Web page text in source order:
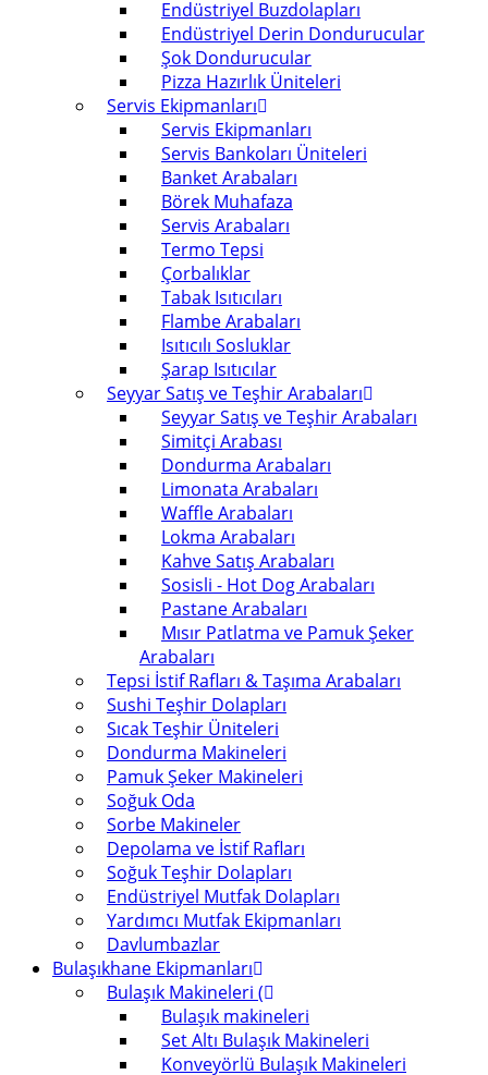
Endüstriyel Buzdolapları
Endüstriyel Derin Dondurucular
Şok Dondurucular
Pizza Hazırlık Üniteleri
Servis Ekipmanları
Servis Ekipmanları
Servis Bankoları Üniteleri
Banket Arabaları
Börek Muhafaza
Servis Arabaları
Termo Tepsi
Çorbalıklar
Tabak Isıtıcıları
Flambe Arabaları
Isıtıcılı Sosluklar
Şarap Isıtıcılar
Seyyar Satış ve Teşhir Arabaları
Seyyar Satış ve Teşhir Arabaları
Simitçi Arabası
Dondurma Arabaları
Limonata Arabaları
Waffle Arabaları
Lokma Arabaları
Kahve Satış Arabaları
Sosisli - Hot Dog Arabaları
Pastane Arabaları
Mısır Patlatma ve Pamuk Şeker
Arabaları
Tepsi İstif Rafları & Taşıma Arabaları
Sushi Teşhir Dolapları
Sıcak Teşhir Üniteleri
Dondurma Makineleri
Pamuk Şeker Makineleri
Soğuk Oda
Sorbe Makineler
Depolama ve İstif Rafları
Soğuk Teşhir Dolapları
Endüstriyel Mutfak Dolapları
Yardımcı Mutfak Ekipmanları
Davlumbazlar
Bulaşıkhane Ekipmanları
Bulaşık Makineleri (
Bulaşık makineleri
Set Altı Bulaşık Makineleri
Konveyörlü Bulaşık Makineleri